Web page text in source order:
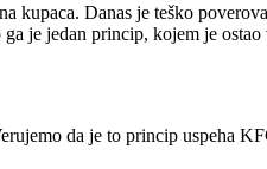
kupaca. Danas je teško
je jedan princip, kojem je
da je to princip uspeha